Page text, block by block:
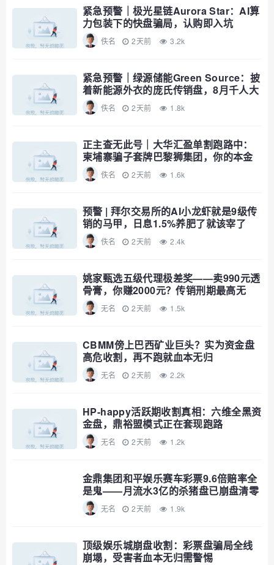
紧急预警｜极光星链Aurora Star：AI算
力包装下的快盘骗局，认购即入坑
佚名 2天前 3.2k
紧急预警｜绿源储能Green Source：披
着新能源外衣的庞氏传销盘，8月千人大
会就是收割信号
佚名 2天前 1.8k
正主查无此号｜大华汇盈单割跑路中：
柬埔寨骗子套牌巴黎狮集团，你的本金
已清零
佚名 2天前 1.6k
预警 | 拜尔交易所的AI小龙虾就是9级传
销的马甲，日息1.5%养肥了就该宰了
佚名 2天前 2.4k
姚家甄选五级代理极差奖——卖990元透
骨膏，你赚2000元？传销刑期最高无
期，自己算
无名 2天前 1.5k
CBMM傍上巴西矿业巨头？实为资金盘
高危收割，再不跑就血本无归
无名 2天前 2.2k
HP-happy活跃期收割真相：六维全黑资
金盘，鼎裕盟模式正在套现跑路
无名 2天前 1.2k
金鼎集团和平娱乐赛车彩票9.6倍赔率全
是鬼——月流水3亿的杀猪盘已崩盘清零
无名 2天前 1.9k
顶级娱乐城崩盘收割：彩票盘骗局全线
崩塌，受害者血本无归需警惕